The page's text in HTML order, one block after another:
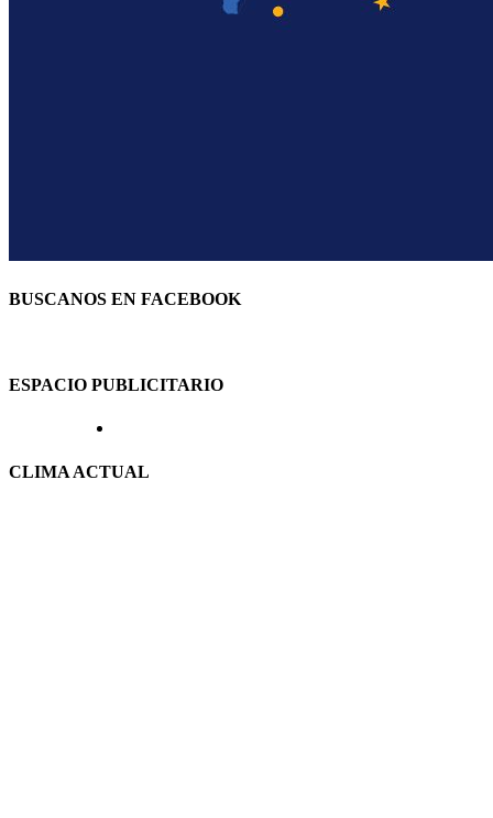
BUSCANOS EN FACEBOOK
ESPACIO PUBLICITARIO
CLIMA ACTUAL